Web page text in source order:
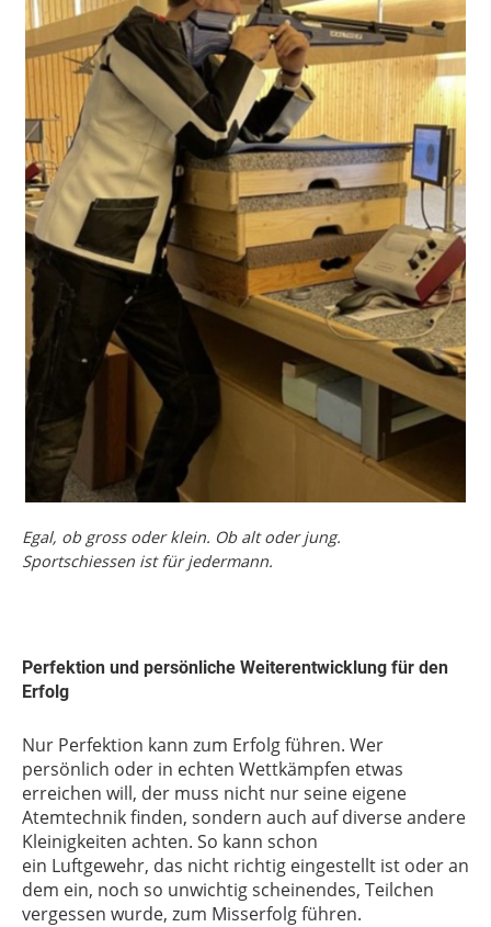
Egal, ob gross oder klein. Ob alt oder jung.
Sportschiessen ist für jedermann.
Perfektion und persönliche Weiterentwicklung für den
Erfolg
Nur Perfektion kann zum Erfolg führen. Wer
persönlich oder in echten Wettkämpfen etwas
erreichen will, der muss nicht nur seine eigene
Atemtechnik finden, sondern auch auf diverse andere
Kleinigkeiten achten. So kann schon
ein Luftgewehr, das nicht richtig eingestellt ist oder an
dem ein, noch so unwichtig scheinendes, Teilchen
vergessen wurde, zum Misserfolg führen.